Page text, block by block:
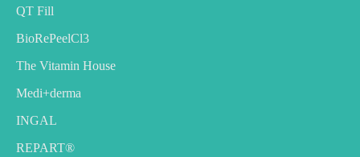
QT Fill
BioRePeelCl3
The Vitamin House
Medi+derma
INGAL
REPART®